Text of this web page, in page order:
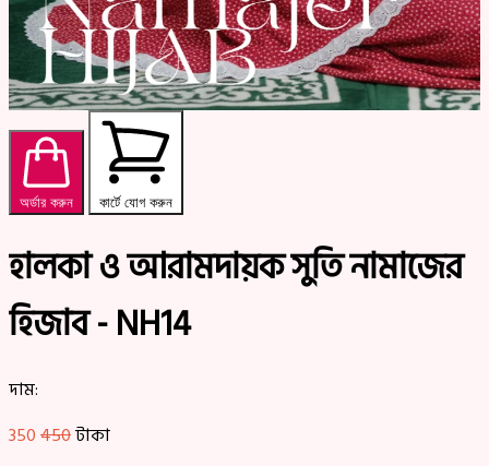
অর্ডার করুন কার্টে যোগ করুন
হালকা ও আরামদায়ক সুতি নামাজের
হিজাব - NH14
দাম:
350450টাকা